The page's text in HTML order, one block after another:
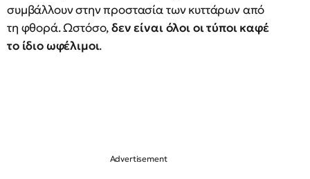
συμβάλλουν στην προστασία των κυττάρων από
τη φθορά. Ωστόσο,δεν είναι όλοι οι τύποι καφέ
το ίδιο ωφέλιμοι.